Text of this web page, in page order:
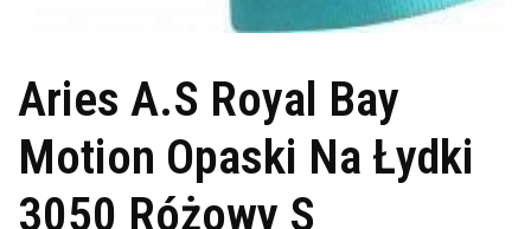
Aries A.S Royal Bay
Motion Opaski Na Łydki
3050 Różowy S